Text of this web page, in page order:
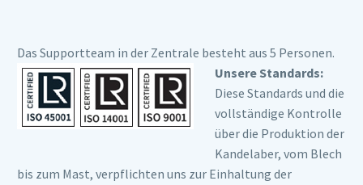
Das Supportteam in der Zentrale besteht aus 5 Personen.
Unsere Standards:
Diese Standards und die
vollständige Kontrolle
über die Produktion der
Kandelaber, vom Blech
bis zum Mast, verpflichten uns zur Einhaltung der